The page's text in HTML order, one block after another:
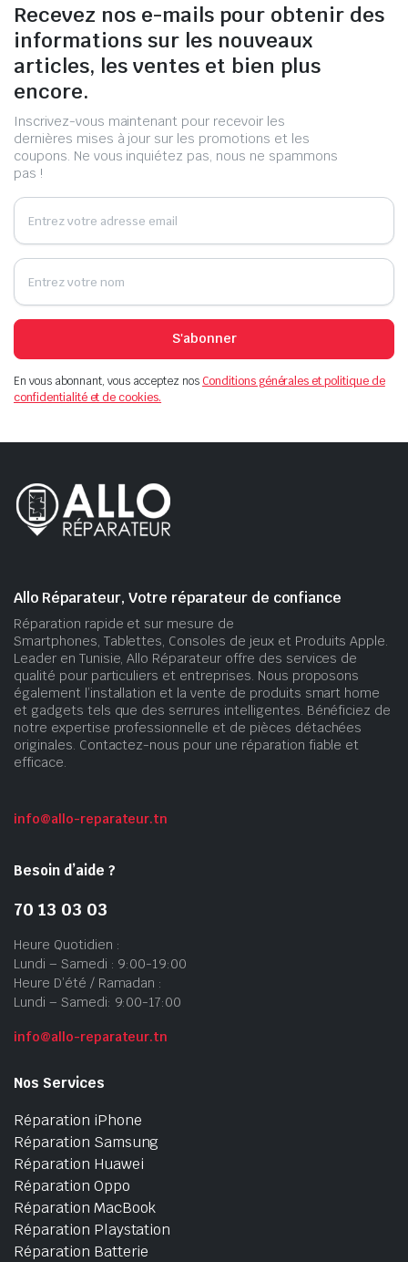
Recevez nos e-mails pour obtenir des
informations sur les nouveaux
articles, les ventes et bien plus
encore.
Inscrivez-vous maintenant pour recevoir les
dernières mises à jour sur les promotions et les
coupons. Ne vous inquiétez pas, nous ne spammons
pas !
S'abonner
En vous abonnant, vous acceptez nosConditions générales et politique de
confidentialité et de cookies.
Allo Réparateur, Votre réparateur de confiance
Réparation rapide et sur mesure de
Smartphones, Tablettes, Consoles de jeux et Produits Apple.
Leader en Tunisie, Allo Réparateur offre des services de
qualité pour particuliers et entreprises. Nous proposons
également l’installation et la vente de produits smart home
et gadgets tels que des serrures intelligentes. Bénéficiez de
notre expertise professionnelle et de pièces détachées
originales. Contactez-nous pour une réparation fiable et
efficace.
info@allo-reparateur.tn
Besoin d’aide ?
70 13 03 03
Heure Quotidien :
Lundi – Samedi : 9:00-19:00
Heure D’été / Ramadan :
Lundi – Samedi: 9:00-17:00
info@allo-reparateur.tn
Nos Services
Réparation iPhone
Réparation Samsung
Réparation Huawei
Réparation Oppo
Réparation MacBook
Réparation Playstation
Réparation Batterie